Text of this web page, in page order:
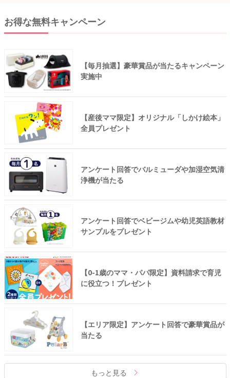
お得な無料キャンペーン
【毎月抽選】豪華賞品が当たるキャンペーン
実施中
【産後ママ限定】オリジナル「しかけ絵本」
全員プレゼント
アンケート回答でバルミューダや加湿空気清
浄機が当たる
アンケート回答でベビージムや幼児英語教材
サンプルをプレゼント
【0-1歳のママ・パパ限定】資料請求で育児
に役立つ！プレゼント
【エリア限定】アンケート回答で豪華賞品が
当たる
もっと見る